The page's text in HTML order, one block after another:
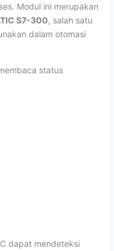
Modul ini merupakan
S7-300, salah satu
dalam otomasi
status
dapat mendeteksi